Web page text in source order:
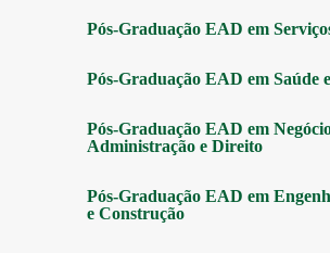
Pós-Graduação EAD em
Pós-Graduação EAD em Saúde
Pós-Graduação EAD em
Administração e Direito
Pós-Graduação EAD em
e Construção